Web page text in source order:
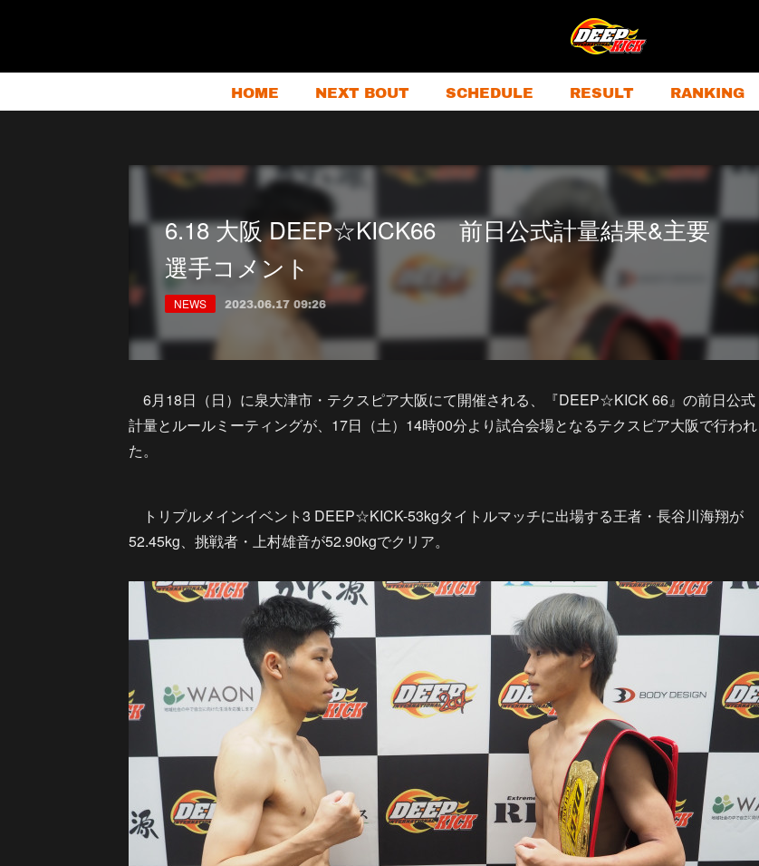
HOME NEXT BOUT SCHEDULE RESULT RANKING
6.18 大阪 DEEP☆KICK66 前日公式計量結果&主要
選手コメント
NEWS 2023.06.17 09:26
6月18日（日）に泉大津市・テクスピア大阪にて開催される、『DEEP☆KICK 66』の前日公式
計量とルールミーティングが、17日（土）14時00分より試合会場となるテクスピア大阪で行われ
た。
トリプルメインイベント3 DEEP☆KICK-53kgタイトルマッチに出場する王者・長谷川海翔が
52.45kg、挑戦者・上村雄音が52.90kgでクリア。